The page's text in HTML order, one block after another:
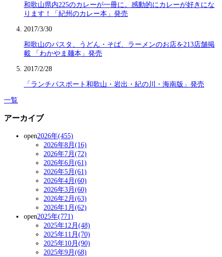
和歌山県内225のカレーが一冊に。感動的にカレーが好きにな
ります！「紀州のカレー本」発売
2017/3/30
和歌山のパスタ、うどん・そば、ラーメンのお店を213店舗掲
載 「わかやま麺本」発売
2017/2/28
「ランチパスポート和歌山・岩出・紀の川・海南版」発売
一覧
アーカイブ
open2026年(455)
2026年8月(16)
2026年7月(72)
2026年6月(61)
2026年5月(61)
2026年4月(60)
2026年3月(60)
2026年2月(63)
2026年1月(62)
open2025年(771)
2025年12月(48)
2025年11月(70)
2025年10月(90)
2025年9月(68)